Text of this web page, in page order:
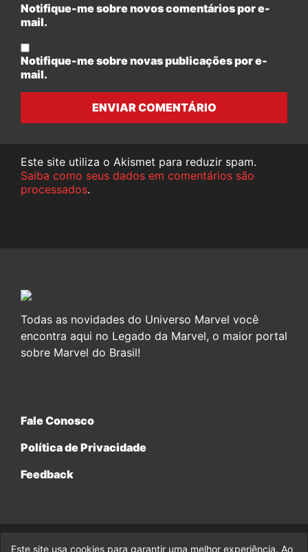
Notifique-me sobre novos comentários por e-
mail.
Notifique-me sobre novas publicações por e-
mail.
ENVIAR COMENTÁRIO
Este site utiliza o Akismet para reduzir spam.
Saiba como seus dados em comentários são
processados.
Todas as novidades do Universo Marvel você
encontra aqui no Legado da Marvel, o maior portal
sobre Marvel do Brasil!
Fale Conosco
Política de Privacidade
Feedback
© 2017-2026 Legado da Marvel, uma empresa da Legado
Este site usa cookies para garantir uma melhor experiência. Ao